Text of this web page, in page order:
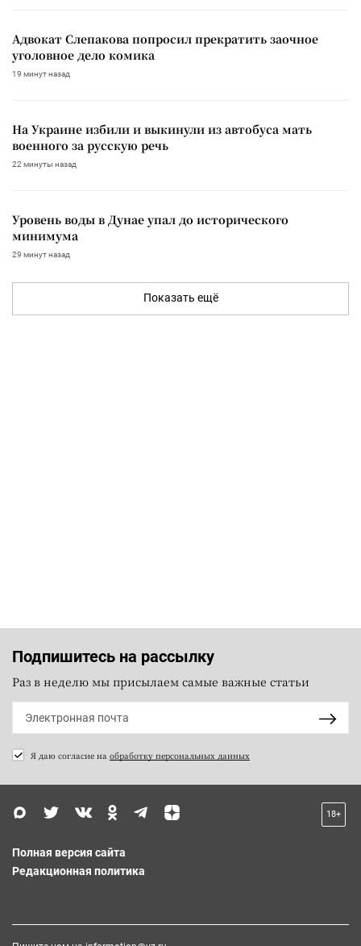
Адвокат Слепакова попросил прекратить заочное
уголовное дело комика
19 минут назад
На Украине избили и выкинули из автобуса мать
военного за русскую речь
22 минуты назад
Уровень воды в Дунае упал до исторического
минимума
29 минут назад
Показать ещё
Подпишитесь на рассылку
Раз в неделю мы присылаем самые важные статьи
Я даю согласие на обработку персональных данных
18+
Полная версия сайта
Редакционная политика